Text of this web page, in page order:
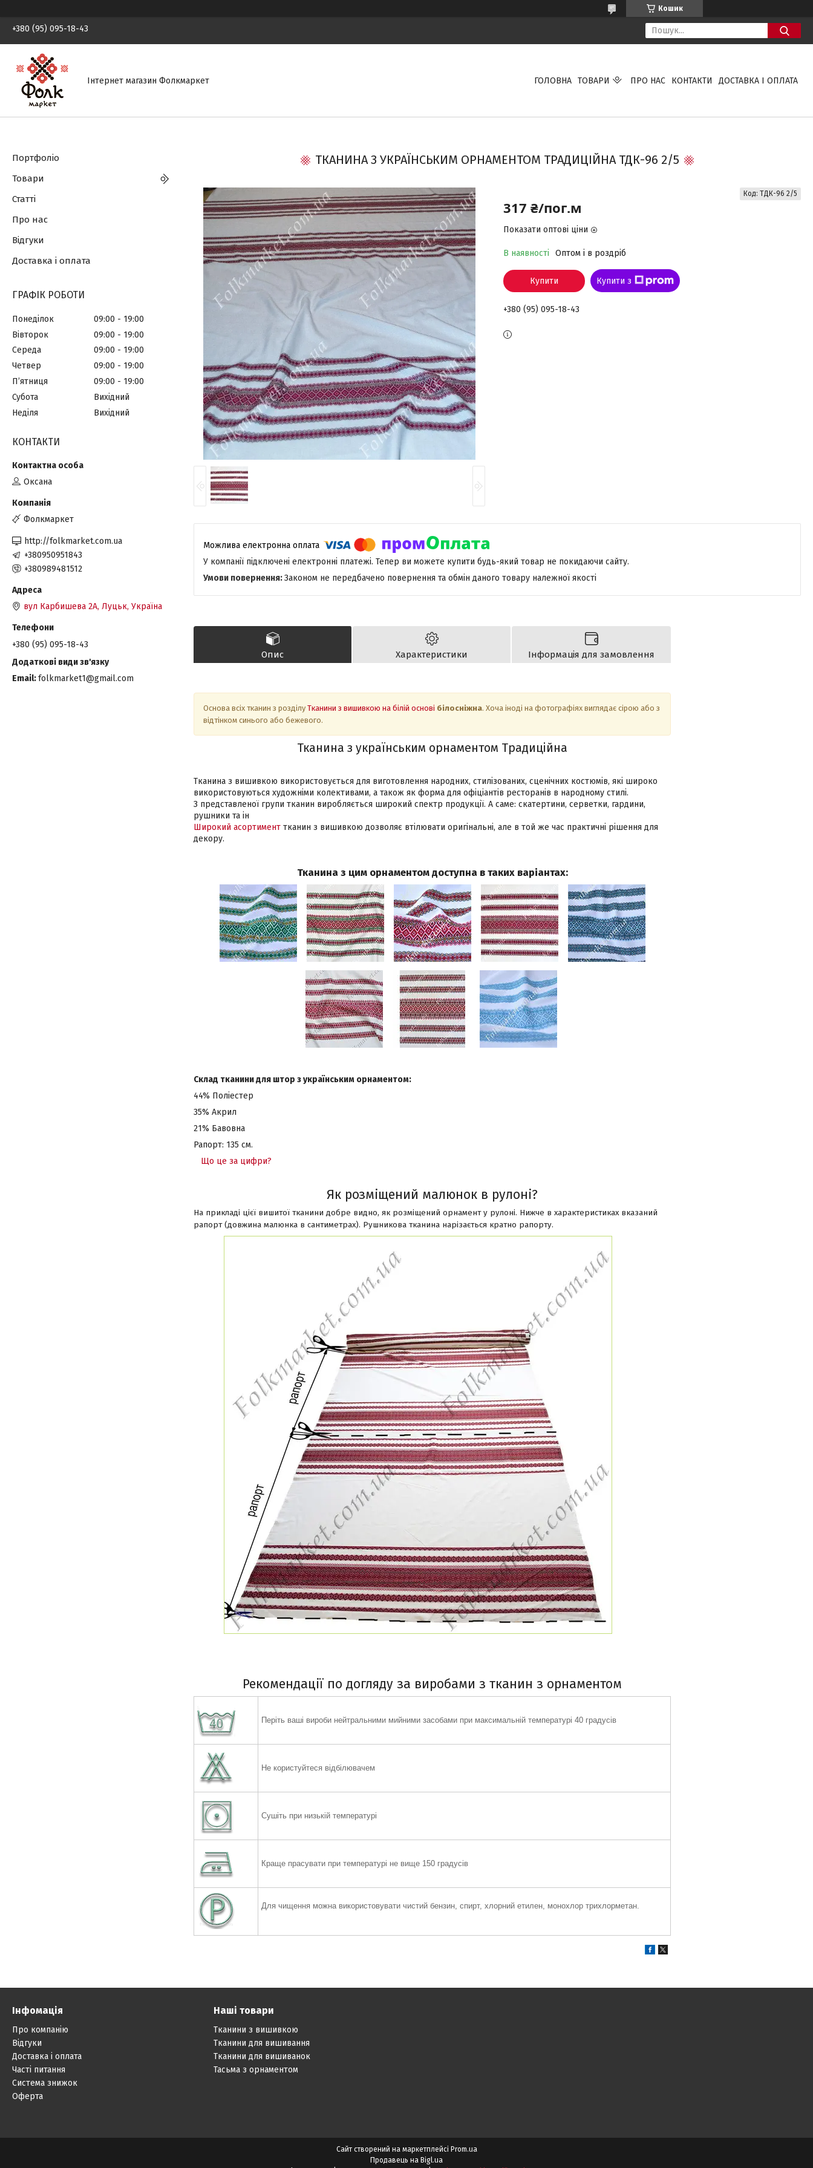
Кошик
+380 (95) 095-18-43
Інтернет магазин Фолкмаркет ГОЛОВНА ТОВАРИ ПРО НАС КОНТАКТИ ДОСТАВКА І ОПЛАТА
ТКАНИНА З УКРАЇНСЬКИМ ОРНАМЕНТОМ ТРАДИЦІЙНА ТДК-96 2/5
317 ₴/пог.м
Показати оптові ціни
В наявності Оптом і в роздріб
Код: ТДК-96 2/5
Купити Купити з
+380 (95) 095-18-43
У компанії підключені електронні платежі. Тепер ви можете купити будь-який товар не покидаючи сайту.
Законом не передбачено повернення та обмін даного товару належної якості
Опис Характеристики Інформація для замовлення
Основа всіх тканин з розділу Тканини з вишивкою на білій основі білосніжна. Хоча іноді на фотографіях виглядає сірою або з
відтінком синього або бежевого.
Тканина з українським орнаментом Традиційна
Тканина з вишивкою використовується для виготовлення народних, стилізованих, сценічних костюмів, які широко
використовуються художніми колективами, а також як форма для офіціантів ресторанів в народному стилі.
З представленої групи тканин виробляється широкий спектр продукції. А саме: скатертини, серветки, гардини,
рушники та ін
Широкий асортимент тканин з вишивкою дозволяє втілювати оригінальні, але в той же час практичні рішення для
декору.
Тканина з цим орнаментом доступна в таких варіантах:
Склад тканини для штор з українським орнаментом:
44% Поліестер
35% Акрил
21% Бавовна
Рапорт: 135 см.
Що це за цифри?
Як розміщений малюнок в рулоні?
На прикладі цієї вишитої тканини добре видно, як розміщений орнамент у рулоні. Нижче в характеристиках вказаний
рапорт (довжина малюнка в сантиметрах). Рушникова тканина нарізається кратно рапорту.
Рекомендації по догляду за виробами з тканин з орнаментом
Періть ваші вироби нейтральними мийними засобами при максимальній температурі 40 градусів
Не користуйтеся відбілювачем
Сушіть при низькій температурі
Краще прасувати при температурі не вище 150 градусів
Для чищення можна використовувати чистий бензин, спирт, хлорний етилен, монохлор трихлорметан.
Портфоліо
Товари
Статті
Про нас
Відгуки
Доставка і оплата
ГРАФІК РОБОТИ
Понеділок 09:00
19:00
Вівторок
09:00
19:00
Середа
09:00
19:00
Четвер
09:00
19:00
Пʼятниця
09:00
19:00
Субота
Вихідний
Неділя
Вихідний
КОНТАКТИ
Оксана
Фолкмаркет
http://folkmarket.com.ua
+380950951843
+380989481512
вул Карбишева 2А, Луцьк, Україна
+380 (95) 095-18-43
Email folkmarket1@gmail.com
Інфомація
Про компанію
Відгуки
Доставка і оплата
Часті питання
Система знижок
Оферта
Наші товари
Тканини з вишивкою
Тканини для вишивання
Тканини для вишиванок
Тасьма з орнаментом
Сайт створений на маркетплейсі Prom.ua
Продавець на Bigl.ua